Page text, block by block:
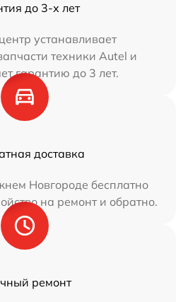
до 3-х лет
устанавливает
техники Autel и
гарантию до 3 лет.
доставка
Новгороде бесплатно
на ремонт и обратно.
ремонт